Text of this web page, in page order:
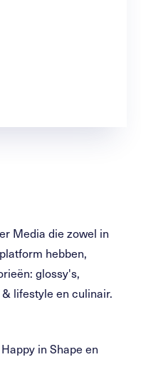
Media die zowel in
hebben,
glossy's,
lifestyle en culinair.
in Shape en